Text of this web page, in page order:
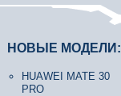
НОВЫЕ МОДЕЛИ:
HUAWEI MATE 30
PRO